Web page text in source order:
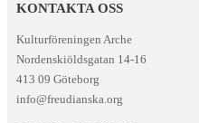
KONTAKTA OSS
Kulturföreningen Arche
Nordenskiöldsgatan 14-16
413 09 Göteborg
info@freudianska.org